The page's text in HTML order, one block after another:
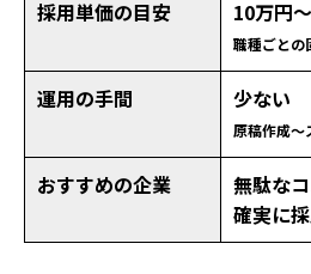
採用単価の目安 10万円〜
職種ごとの
運用の手間 少ない
原稿作成〜
おすすめの企業
無駄な
確実に